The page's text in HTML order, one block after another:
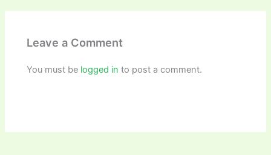
Leave a Comment
You must be logged in to post a comment.